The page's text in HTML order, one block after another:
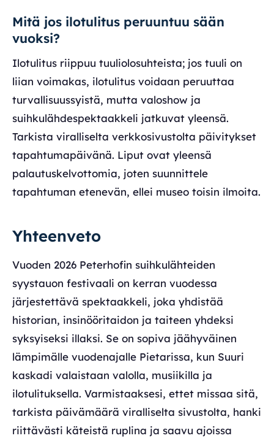
Mitä jos ilotulitus peruuntuu sään
vuoksi?
Ilotulitus riippuu tuuliolosuhteista; jos tuuli on
liian voimakas, ilotulitus voidaan peruuttaa
turvallisuussyistä, mutta valoshow ja
suihkulähdespektaakkeli jatkuvat yleensä.
Tarkista viralliselta verkkosivustolta päivitykset
tapahtumapäivänä. Liput ovat yleensä
palautuskelvottomia, joten suunnittele
tapahtuman etenevän, ellei museo toisin ilmoita.
Yhteenveto
Vuoden 2026 Peterhofin suihkulähteiden
syystauon festivaali on kerran vuodessa
järjestettävä spektaakkeli, joka yhdistää
historian, insinööritaidon ja taiteen yhdeksi
syksyiseksi illaksi. Se on sopiva jäähyväinen
lämpimälle vuodenajalle Pietarissa, kun Suuri
kaskadi valaistaan valolla, musiikilla ja
ilotulituksella. Varmistaaksesi, ettet missaa sitä,
tarkista päivämäärä viralliselta sivustolta, hanki
riittävästi käteistä ruplina ja saavu ajoissa